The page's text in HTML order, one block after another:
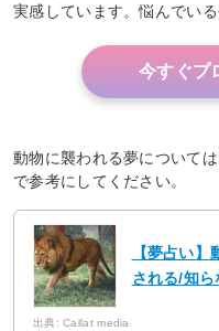
実感しています。悩んでい
今すぐプ
動物に襲われる夢について
で参考にしてください。
【夢占い
される/知
出典: Callat media